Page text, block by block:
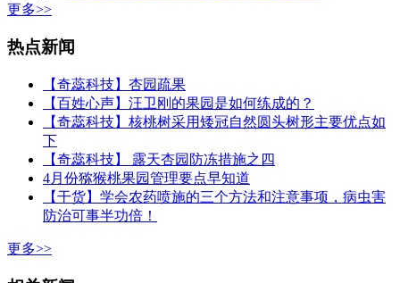
更多>>
热点新闻
【奇蕊科技】杏园疏果
【百姓心声】汪卫刚的果园是如何练成的？
【奇蕊科技】核桃树采用矮冠自然圆头树形主要优点如
下
【奇蕊科技】 露天杏园防冻措施之四
4月份猕猴桃果园管理要点早知道
【干货】学会农药喷施的三个方法和注意事项，病虫害
防治可事半功倍！
更多>>